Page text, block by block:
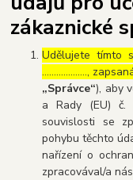
zákaznické
Udělujete tímto
……………….,
„Správce“), aby
a Rady (EU) č.
souvislosti se
pohybu těchto
nařízení o
zpracovával/a